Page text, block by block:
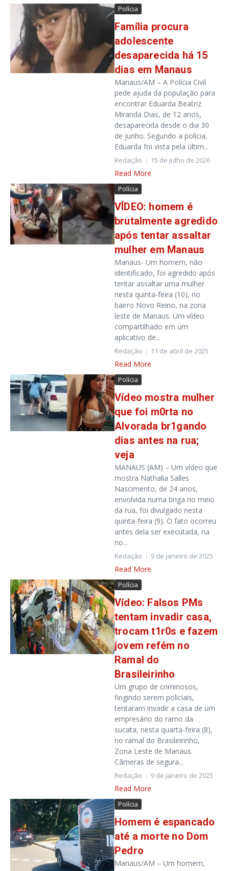
Polícia
Família procura
adolescente
desaparecida há 15
dias em Manaus
Manaus/AM – A Polícia Civil
pede ajuda da população para
encontrar Eduarda Beatriz
Miranda Dias, de 12 anos,
desaparecida desde o dia 30
de junho. Segundo a polícia,
Eduarda foi vista pela últim...
Redação 15 de julho de 2026
Read More
Polícia
VÍDEO: homem é
brutalmente agredido
após tentar assaltar
mulher em Manaus
Manaus- Um homem, não
identificado, foi agredido após
tentar assaltar uma mulher
nesta quinta-feira (10), no
bairro Novo Reino, na zona
leste de Manaus. Um vídeo
compartilhado em um
aplicativo de...
Redação 11 de abril de 2025
Read More
Polícia
Vídeo mostra mulher
que foi m0rta no
Alvorada br1gando
dias antes na rua;
veja
MANAUS (AM) – Um vídeo que
mostra Nathalia Salles
Nascimento, de 24 anos,
envolvida numa briga no meio
da rua, foi divulgado nesta
quinta-feira (9). O fato ocorreu
antes dela ser executada, na
no...
Redação 9 de janeiro de 2025
Read More
Polícia
Vídeo: Falsos PMs
tentam invadir casa,
trocam t1r0s e fazem
jovem refém no
Ramal do
Brasileirinho
Um grupo de criminosos,
fingindo serem policiais,
tentaram invadir a casa de um
empresário do ramo da
sucata, nesta quarta-feira (8),
no ramal do Brasileirinho,
Zona Leste de Manaus.
Câmeras de segura...
Redação 9 de janeiro de 2025
Read More
Polícia
Homem é espancado
até a morte no Dom
Pedro
Manaus/AM – Um homem,